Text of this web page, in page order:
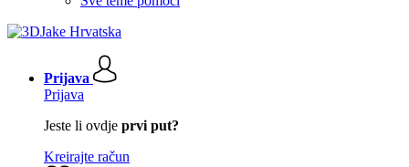
Prijava
Prijava
Jeste li ovdje prvi put?
Kreirajte račun